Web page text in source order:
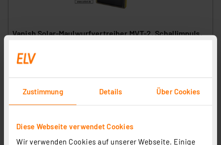
Zustimmung Details Über Cookies
Diese Webseite verwendet Cookies
Wir verwenden Cookies auf unserer Webseite. Einige
Vanish Solar-Maulwurfvertreiber MVT-2, Schallimpuls,
Artikel-Nr. 252722
7.16 CHF